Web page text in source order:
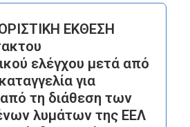
ΕΚΘΕΣΗ
ελέγχου μετά από
για
τη διάθεση των
λυμάτων της ΕΕΛ